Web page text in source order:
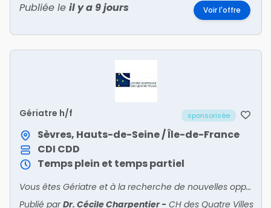
Publiée le il y a 9 jours Voir l'offre
Gériatre h/f sponsorisée
Sèvres, Hauts-de-Seine / Île-de-France
CDI CDD
Temps plein et temps partiel
Vous êtes Gériatre et à la recherche de nouvelles opportunités ? Rejoignez-nous !
Publié parDr. Cécile Charpentier- CH des Quatre Villes